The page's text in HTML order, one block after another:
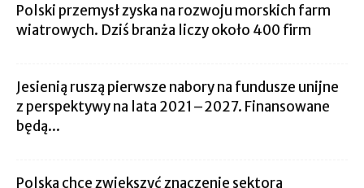
Polski przemysł zyska na rozwoju morskich farm
wiatrowych. Dziś branża liczy około 400 firm
Jesienią ruszą pierwsze nabory na fundusze unijne
z perspektywy na lata 2021–2027. Finansowane
będą...
Polska chce zwiększyć znaczenie sektora